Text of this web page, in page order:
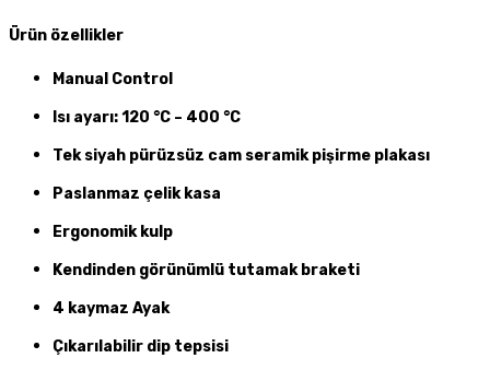
Ürün özellikler
Manual Control
Isı ayarı: 120 °C – 400 °C
Tek siyah pürüzsüz cam seramik pişirme plakası
Paslanmaz çelik kasa
Ergonomik kulp
Kendinden görünümlü tutamak braketi
4 kaymaz Ayak
Çıkarılabilir dip tepsisi